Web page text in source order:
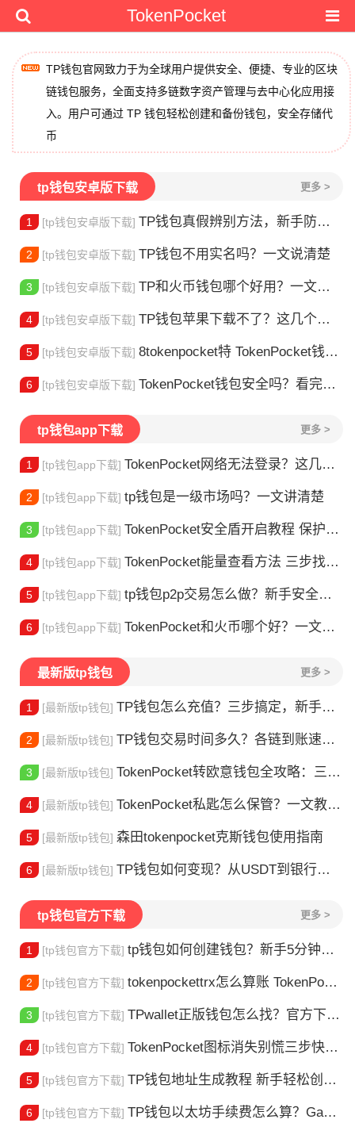
TokenPocket
TP钱包官网致力于为全球用户提供安全、便捷、专业的区块
链钱包服务，全面支持多链数字资产管理与去中心化应用接
入。用户可通过 TP 钱包轻松创建和备份钱包，安全存储代
币
tp钱包安卓版下载 更多 >
1 [tp钱包安卓版下载] TP钱包真假辨别方法，新手防骗指南
2 [tp钱包安卓版下载] TP钱包不用实名吗？一文说清楚
3 [tp钱包安卓版下载] TP和火币钱包哪个好用？一文帮你选对加密钱包
4 [tp钱包安卓版下载] TP钱包苹果下载不了？这几个原因你得知道
5 [tp钱包安卓版下载] 8tokenpocket特 TokenPocket钱包特色功能详解，新手老手都该知道
6 [tp钱包安卓版下载] TokenPocket钱包安全吗？看完这篇你就懂了
tp钱包app下载 更多 >
1 [tp钱包app下载] TokenPocket网络无法登录？这几个办法帮你快速恢复
2 [tp钱包app下载] tp钱包是一级市场吗？一文讲清楚
3 [tp钱包app下载] TokenPocket安全盾开启教程 保护你的加密资产
4 [tp钱包app下载] TokenPocket能量查看方法 三步找到TRX能量余额
5 [tp钱包app下载] tp钱包p2p交易怎么做？新手安全指南
6 [tp钱包app下载] TokenPocket和火币哪个好？一文帮你理清选择
最新版tp钱包 更多 >
1 [最新版tp钱包] TP钱包怎么充值？三步搞定，新手也能轻松上手
2 [最新版tp钱包] TP钱包交易时间多久？各链到账速度大不同
3 [最新版tp钱包] TokenPocket转欧意钱包全攻略：三步完成资产转移
4 [最新版tp钱包] TokenPocket私匙怎么保管？一文教你守住钱包资产
5 [最新版tp钱包] 森田tokenpocket克斯钱包使用指南
6 [最新版tp钱包] TP钱包如何变现？从USDT到银行卡的完整攻略
tp钱包官方下载 更多 >
1 [tp钱包官方下载] tp钱包如何创建钱包？新手5分钟安全创建详细教程
2 [tp钱包官方下载] tokenpockettrx怎么算账 TokenPocket TRX钱包账单怎么算？查账全攻略
3 [tp钱包官方下载] TPwallet正版钱包怎么找？官方下载渠道全解析
4 [tp钱包官方下载] TokenPocket图标消失别慌三步快速找回你的钱包
5 [tp钱包官方下载] TP钱包地址生成教程 新手轻松创建钱包
6 [tp钱包官方下载] TP钱包以太坊手续费怎么算？Gas 费省钱全攻略